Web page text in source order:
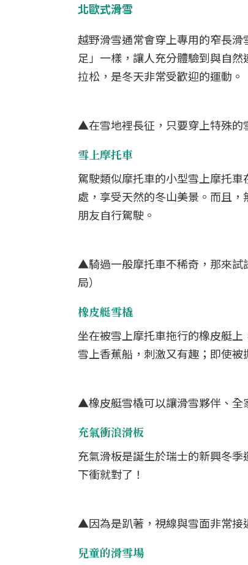
北歐式滑雪
越野滑雪通常會穿上專用的窄長
足」一樣，讓人充分體驗到與自
拉松，是冬天非常受歡迎的運動。
▲在雪地裡長征，只要穿上特殊的
雪上摩托車
駕駛類似摩托車的小型雪上摩托
處，享受天然的冬山美景。而且
朋友自行駕駛。
▲騎過一般摩托車不稀奇，那來試
局）
橡皮艇雪橇
坐在被雪上摩托車拖行的橡皮艇
雪上香蕉船，刺激又有趣；即使
▲橡皮艇雪橇可以讓滑雪夥伴、全
充氣衝浪滑板
充氣滑板是誕生於瑞士的新興冬
下衝就對了！
▲因為是趴著，視線與雪面非常接
兒童的滑雪場